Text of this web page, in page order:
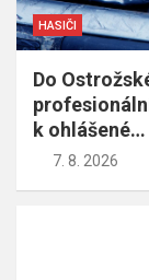
HASIČI
Do
k ohlášené…
7. 8. 2026